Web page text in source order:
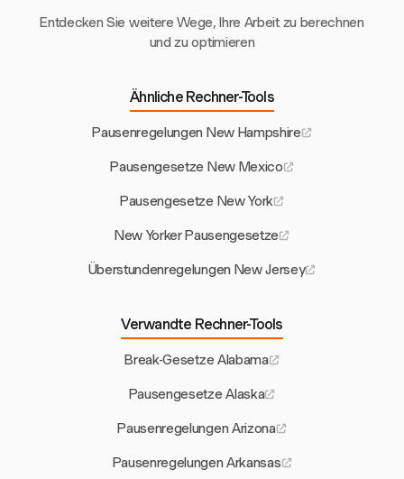
Entdecken Sie weitere Wege, Ihre Arbeit zu berechnen
und zu optimieren
Ähnliche Rechner-Tools
Pausenregelungen New Hampshire
Pausengesetze New Mexico
Pausengesetze New York
New Yorker Pausengesetze
Überstundenregelungen New Jersey
Verwandte Rechner-Tools
Break-Gesetze Alabama
Pausengesetze Alaska
Pausenregelungen Arizona
Pausenregelungen Arkansas